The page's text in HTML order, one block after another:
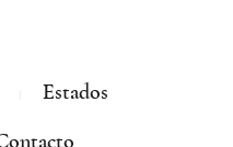
Estados